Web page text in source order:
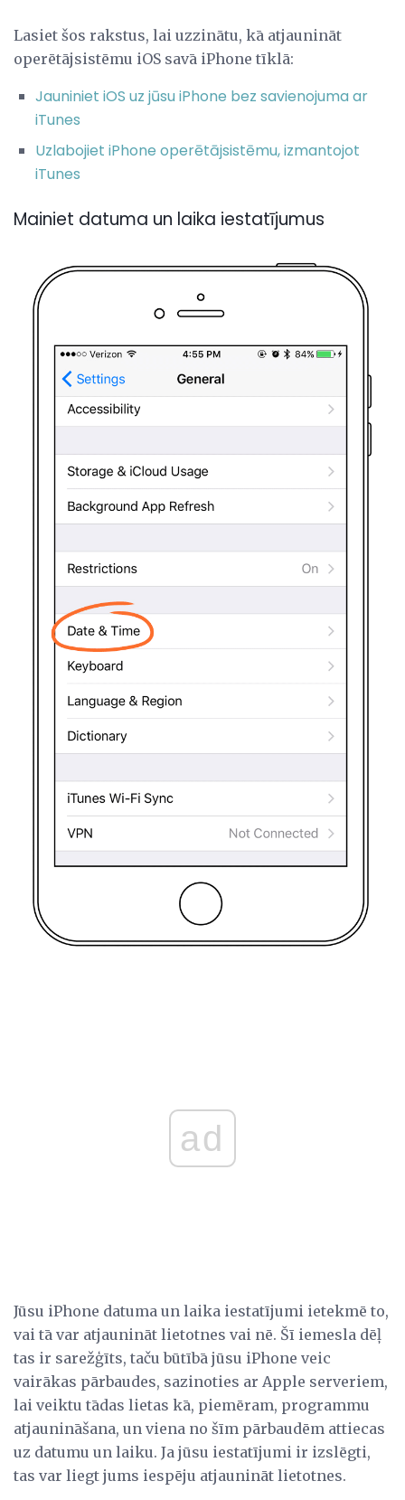
Lasiet šos rakstus, lai uzzinātu, kā atjaunināt
operētājsistēmu iOS savā iPhone tīklā:
Jauniniet iOS uz jūsu iPhone bez savienojuma ar
iTunes
Uzlabojiet iPhone operētājsistēmu, izmantojot
iTunes
Mainiet datuma un laika iestatījumus
ad
Jūsu iPhone datuma un laika iestatījumi ietekmē to,
vai tā var atjaunināt lietotnes vai nē. Šī iemesla dēļ
tas ir sarežģīts, taču būtībā jūsu iPhone veic
vairākas pārbaudes, sazinoties ar Apple serveriem,
lai veiktu tādas lietas kā, piemēram, programmu
atjaunināšana, un viena no šīm pārbaudēm attiecas
uz datumu un laiku. Ja jūsu iestatījumi ir izslēgti,
tas var liegt jums iespēju atjaunināt lietotnes.